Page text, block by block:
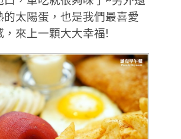
的太陽蛋，也是我們最喜愛
，來上一顆大大幸福!